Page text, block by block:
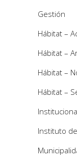
Gestión
Hábitat –
Hábitat –
Hábitat –
Hábitat –
Instituto